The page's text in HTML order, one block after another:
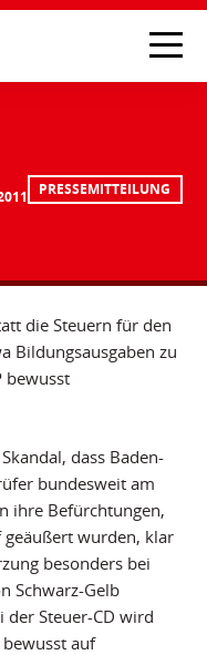
PRESSEMITTEILUNG
die Steuern für den
Bildungsausgaben zu
bewusst
dass Baden-
bundesweit am
ihre Befürchtungen,
geäußert wurden, klar
besonders bei
Schwarz-Gelb
der Steuer-CD wird
auf